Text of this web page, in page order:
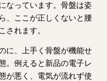
なっています。骨盤は姿
、ここが正しくないと腰
されます。
に、上手く骨盤が機能せ
。例えると新品の電子レ
が悪く、電気が流れず使